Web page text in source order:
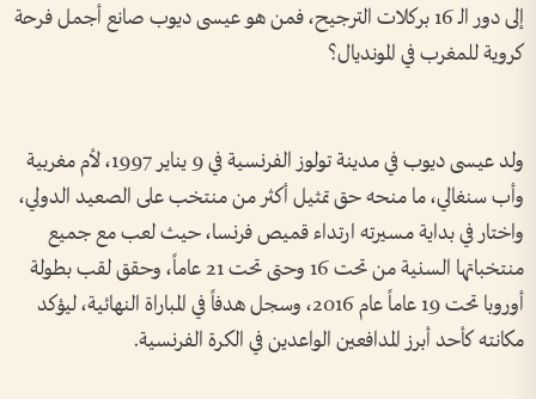
إلى دور الـ 16 بركلات الترجيح، فمن هو عيسى ديوب صانع أجمل فرحة
كروية للمغرب في المونديال؟
ولد عيسى ديوب في مدينة تولوز الفرنسية في 9 يناير 1997، لأم مغربية
وأب سنغالي، ما منحه حق تمثيل أكثر من منتخب على الصعيد الدولي،
واختار في بداية مسيرته ارتداء قميص فرنسا، حيث لعب مع جميع
منتخباتها السنية من تحت 16 وحتى تحت 21 عاماً، وحقق لقب بطولة
أوروبا تحت 19 عاماً عام 2016، وسجل هدفاً في المباراة النهائية، ليؤكد
مكانته كأحد أبرز المدافعين الواعدين في الكرة الفرنسية.